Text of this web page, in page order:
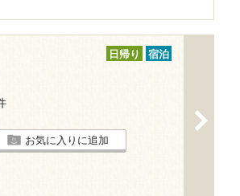
日帰り 宿泊
お気に入りに追加